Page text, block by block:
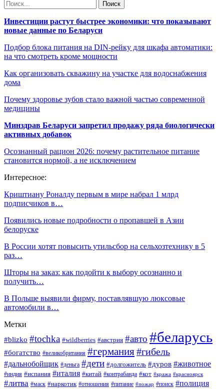
Инвестиции растут быстрее экономики: что показывают
новые данные по Беларуси
Подбор блока питания на DIN-рейку для шкафа автоматики:
на что смотреть кроме мощности
Как организовать скважину на участке для водоснабжения
дома
Почему здоровье зубов стало важной частью современной
медицины
Минздрав Беларуси запретил продажу ряда биологически
активных добавок
Осознанный рацион 2026: почему растительное питание
становится нормой, а не исключением
Интересное:
Криштиану Роналду первым в мире набрал 1 млрд
подписчиков в…
Появились новые подробности о пропавшей в Азии
белоруске
В России хотят повысить утильсбор на сельхозтехнику в 5
раз…
Шторы на заказ: как подойти к выбору осознанно и
получить…
В Польше выявили фирму, поставлявшую люксовые
автомобили в…
Метки
#blizko #tochka #wildberries #австрия #авто #беларусь
#богатство #великобритания #германия#гибель
#дальнобойщик #деньга #дети #долгожитель #дуров #животное
#индия #испания #италия #китай #контрабанда #кот #кража #красноярск
#литва #маск #наркотик #отношения #питание #пожар #поиск #полиция